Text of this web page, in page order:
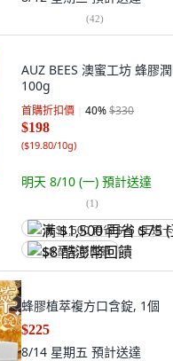
(42)
AUZ BEES 澳蜜工坊 蜂膠
100g
首購折扣價 40%$330
$198
($19.80/10g)
明天 8/10 (一) 預計送達
(1)
满 $1,500 再省 $75 (王道
$8 酷澎幣回饋
蜂膠植萃複方口含錠, 1個
$225
8/14 星期五 預計送達